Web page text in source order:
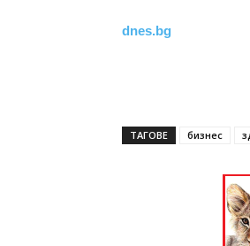
dnes.bg
ТАГОВЕ бизнес